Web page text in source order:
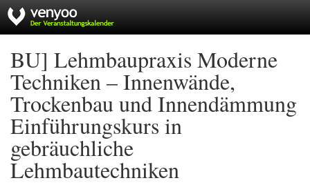
BU] Lehmbaupraxis Moderne
Techniken – Innenwände,
Trockenbau und Innendämmung
Einführungskurs in
gebräuchliche
Lehmbautechniken